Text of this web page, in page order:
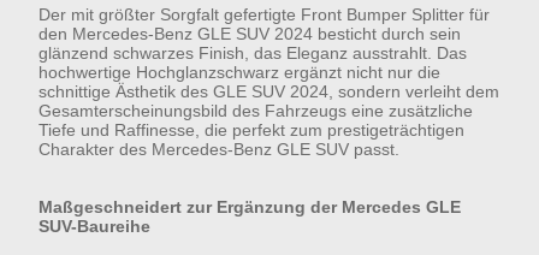
Der mit größter Sorgfalt gefertigte Front Bumper Splitter für
den Mercedes-Benz GLE SUV 2024 besticht durch sein
glänzend schwarzes Finish, das Eleganz ausstrahlt. Das
hochwertige Hochglanzschwarz ergänzt nicht nur die
schnittige Ästhetik des GLE SUV 2024, sondern verleiht dem
Gesamterscheinungsbild des Fahrzeugs eine zusätzliche
Tiefe und Raffinesse, die perfekt zum prestigeträchtigen
Charakter des Mercedes-Benz GLE SUV passt.
Maßgeschneidert zur Ergänzung der Mercedes GLE
SUV-Baureihe